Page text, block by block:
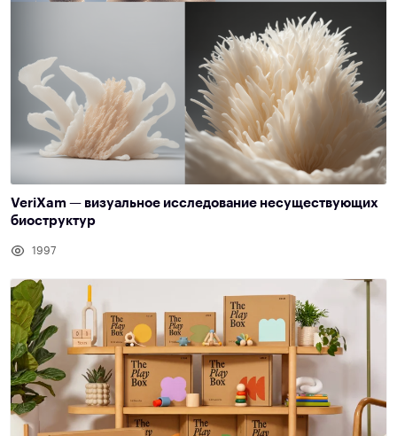
VeriXam — визуальное исследование несуществующих
биоструктур
1997